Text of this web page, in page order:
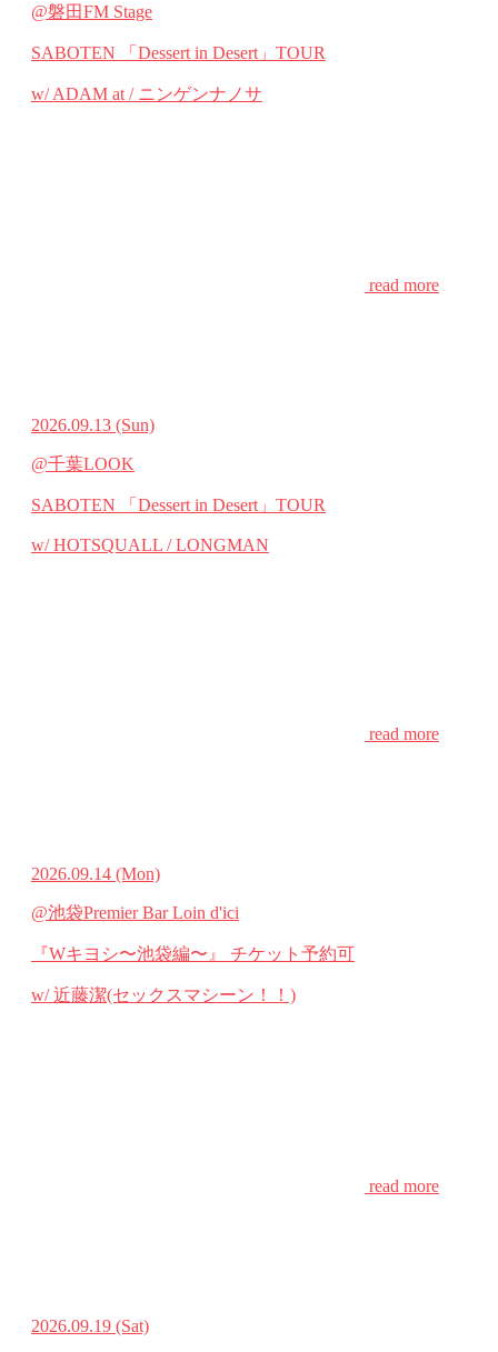
@磐田FM Stage
SABOTEN 「Dessert in Desert」TOUR
w/ ADAM at / ニンゲンナノサ
read more
2026.09.13 (Sun)
@千葉LOOK
SABOTEN 「Dessert in Desert」TOUR
w/ HOTSQUALL / LONGMAN
read more
2026.09.14 (Mon)
@池袋Premier Bar Loin d'ici
『Wキヨシ〜池袋編〜』 チケット予約可
w/ 近藤潔(セックスマシーン！！)
read more
2026.09.19 (Sat)